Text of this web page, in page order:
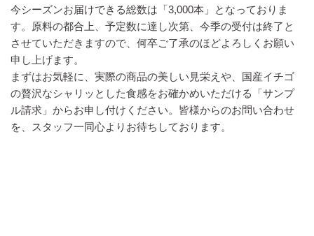
今シーズンお届けできる総数は「3,000本」となっておりま
す。原料の都合上、予定数に達し次第、今季の受付は終了と
させていただきますので、何卒ご了承のほどよろしくお願い
申し上げます。
まずはお気軽に、実際の商品の美しい見栄えや、国産イチゴ
の贅沢なシャリッとした食感をお確かめいただける「サンプ
ル請求」からお申し付けください。皆様からのお問い合わせ
を、スタッフ一同心よりお待ちしております。